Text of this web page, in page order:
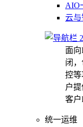
AIO
云
面
闭
控
户
客户
统一运维